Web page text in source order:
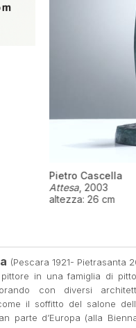
Pietro Cascella
Attesa, 2003
altezza: 26 cm
(Pescara 1921- Pietrasanta
in una famiglia di
con diversi
il soffitto del salone
parte d’Europa (alla